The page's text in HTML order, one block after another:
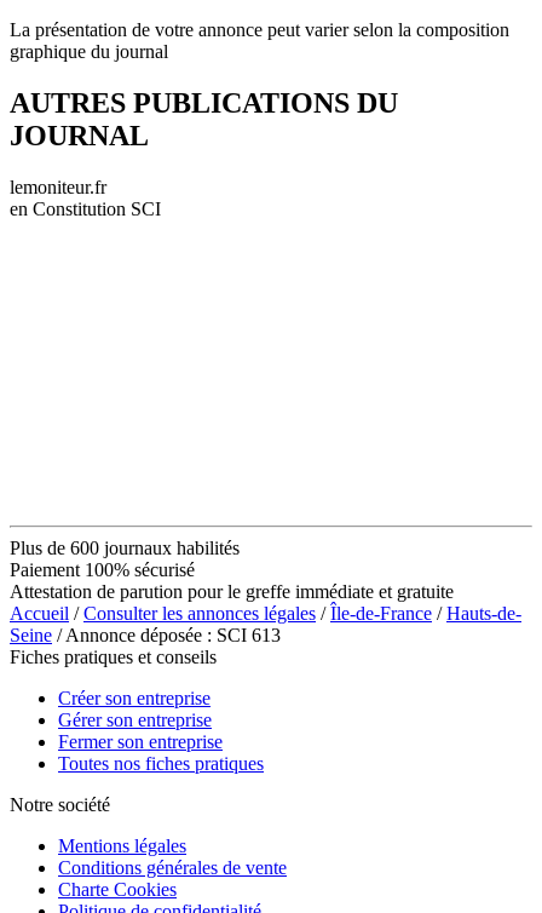
La présentation de votre annonce peut varier selon la composition
graphique du journal
AUTRES PUBLICATIONS DU
JOURNAL
lemoniteur.fr
en Constitution SCI
Plus de 600 journaux habilités
Paiement 100% sécurisé
Attestation de parution pour le greffe immédiate et gratuite
Accueil /Consulter les annonces légales /Île-de-France /Hauts-de-
Seine / Annonce déposée : SCI 613
Fiches pratiques et conseils
Créer son entreprise
Gérer son entreprise
Fermer son entreprise
Toutes nos fiches pratiques
Notre société
Mentions légales
Conditions générales de vente
Charte Cookies